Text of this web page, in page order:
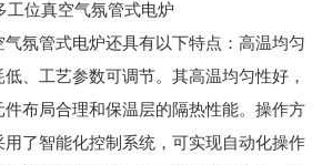
管式电炉还具有以下特点：高温均匀
、工艺参数可调节。其高温均匀性好，
布局合理和保温层的隔热性能。操作方
了智能化控制系统，可实现自动化操作